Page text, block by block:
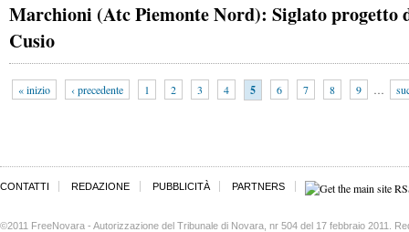
Marchioni (Atc Piemonte Nord): Siglato progetto
Cusio
« inizio ‹ precedente 1 2 3 4 5 6 7 8 9 …
CONTATTI REDAZIONE PUBBLICITÀ PARTNERS
©2011 FreeNovara - Autorizzazione del Tribunale di Novara, nr 504 del 17 febbraio 2011.